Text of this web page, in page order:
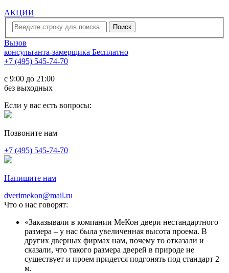
АКЦИИ
Вызов
консультанта-замерщика Бесплатно
+7 (495) 545-74-70
c 9:00 до 21:00
без выходных
Если у вас есть вопросы:
Позвоните нам
+7 (495) 545-74-70
Напишите нам
dverimekon@mail.ru
Что о нас говорят:
Заказывали в компании МеКон двери нестандартного
размера – у нас была увеличенная высота проема. В
других дверных фирмах нам, почему то отказали и
сказали, что такого размера дверей в природе не
существует и проем придется подгонять под стандарт 2
м.